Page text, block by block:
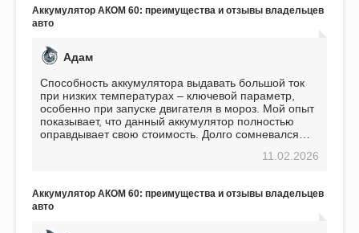
Аккумулятор АКОМ 60: преимущества и отзывы владельцев
авто
Адам
Способность аккумулятора выдавать большой ток
при низких температурах – ключевой параметр,
особенно при запуске двигателя в мороз. Мой опыт
показывает, что данный аккумулятор полностью
оправдывает свою стоимость. Долго сомневался
пожалел. Считаю, что это отличное вложение,11.02.2026
Аккумулятор АКОМ 60: преимущества и отзывы владельцев
авто